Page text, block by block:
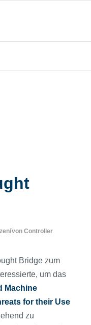
/von Controller
Bridge zum
um das
Machine
for their Use
zu